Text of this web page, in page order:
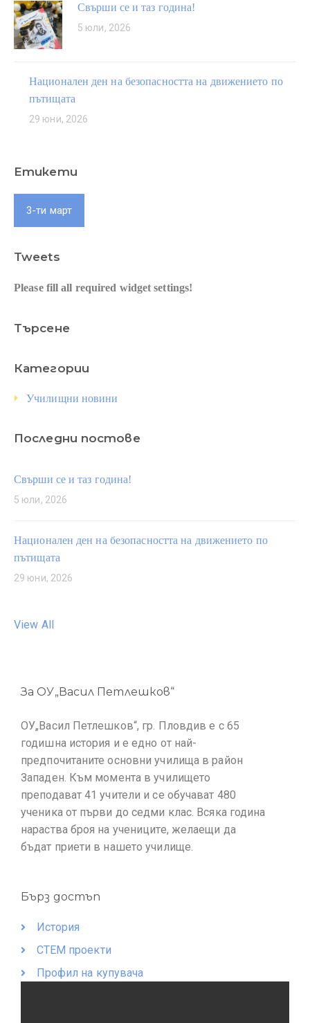
Свърши се и таз година!
5 юли, 2026
Национален ден на безопасността на движението по
пътищата
29 юни, 2026
Етикети
3-ти март
Tweets
Please fill all required widget settings!
Търсене
Категории
Училищни новини
Последни постове
Свърши се и таз година!
5 юли, 2026
Национален ден на безопасността на движението по
пътищата
29 юни, 2026
View All
За ОУ„Васил Петлешков“
ОУ„Васил Петлешков“, гр. Пловдив е с 65
годишна история и е едно от най-
предпочитаните основни училища в район
Западен. Към момента в училището
преподават 41 учители и се обучават 480
ученика от първи до седми клас. Всяка година
нараства броя на учениците, желаещи да
бъдат приети в нашето училище.
Бърз достъп
История
СТЕМ проекти
Профил на купувача